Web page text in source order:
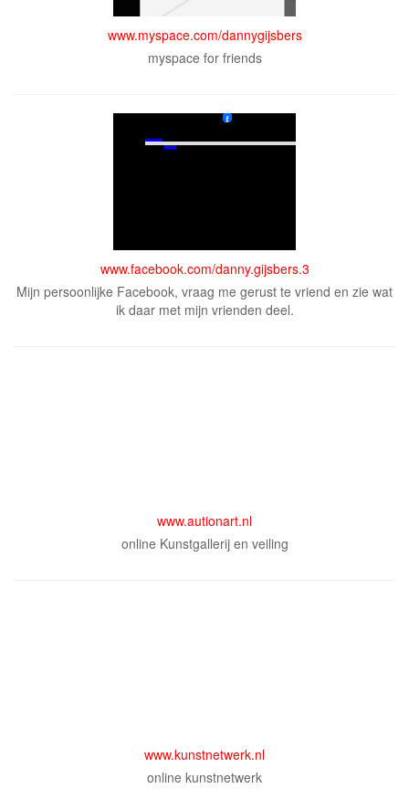
www.myspace.com/dannygijsbers
myspace for friends
www.facebook.com/danny.gijsbers.3
Mijn persoonlijke Facebook, vraag me gerust te vriend en zie wat
ik daar met mijn vrienden deel.
www.autionart.nl
online Kunstgallerij en veiling
www.kunstnetwerk.nl
online kunstnetwerk